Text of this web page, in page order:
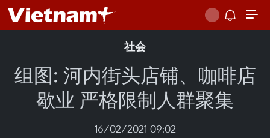
社会
组图: 河内街头店铺、咖啡店
歇业 严格限制人群聚集
16/02/2021 09:02